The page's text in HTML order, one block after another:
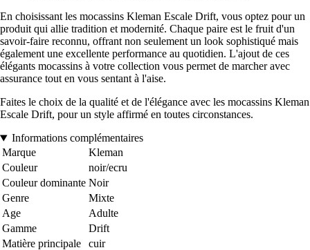
En choisissant les mocassins Kleman Escale Drift, vous optez pour un
produit qui allie tradition et modernité. Chaque paire est le fruit d'un
savoir-faire reconnu, offrant non seulement un look sophistiqué mais
également une excellente performance au quotidien. L'ajout de ces
élégants mocassins à votre collection vous permet de marcher avec
assurance tout en vous sentant à l'aise.
Faites le choix de la qualité et de l'élégance avec les mocassins Kleman
Escale Drift, pour un style affirmé en toutes circonstances.
Informations complémentaires
Marque
Kleman
Couleur
noir/ecru
Couleur dominante Noir
Genre
Mixte
Age
Adulte
Gamme
Drift
Matière principale
cuir